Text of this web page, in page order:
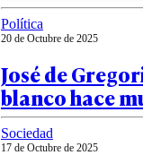
Política
20 de Octubre de 2025
José de
blanco hace
Sociedad
17 de Octubre de 2025